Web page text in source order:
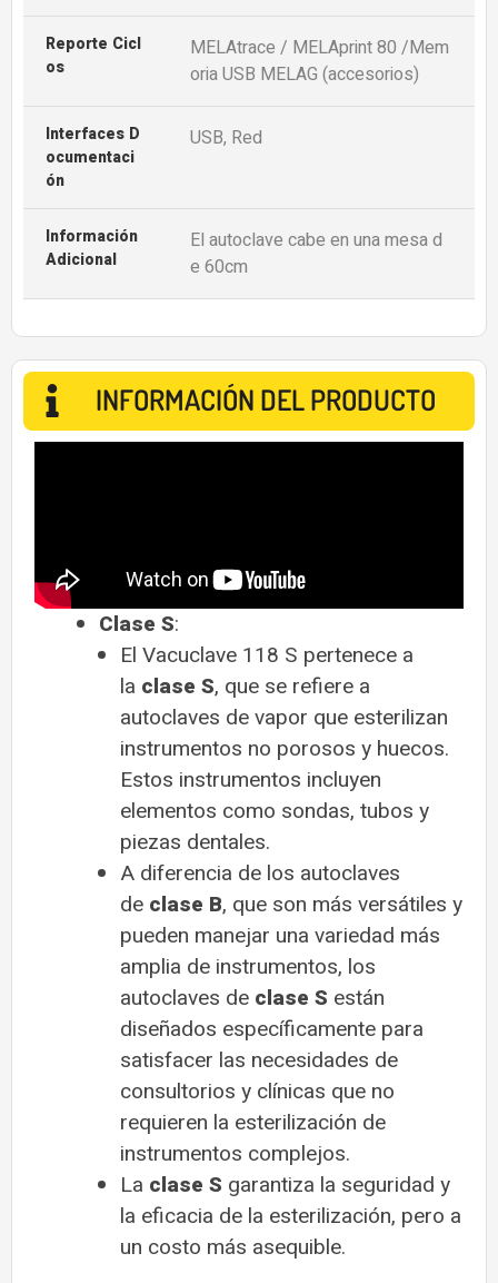
Reporte Cicl
Os
MELAtrace / MELAprint 80 /Mem
oria USB MELAG (accesorios)
Interfaces D
Ocumentaci
Ón
USB, Red
Información
Adicional
El autoclave cabe en una mesa d
e 60cm
INFORMACIÓN DEL PRODUCTO
Clase S:
El Vacuclave 118 S pertenece a
la clase S, que se refiere a
autoclaves de vapor que esterilizan
instrumentos no porosos y huecos.
Estos instrumentos incluyen
elementos como sondas, tubos y
piezas dentales.
A diferencia de los autoclaves
de clase B, que son más versátiles y
pueden manejar una variedad más
amplia de instrumentos, los
autoclaves de clase S están
diseñados específicamente para
satisfacer las necesidades de
consultorios y clínicas que no
requieren la esterilización de
instrumentos complejos.
La clase S garantiza la seguridad y
la eficacia de la esterilización, pero a
un costo más asequible.